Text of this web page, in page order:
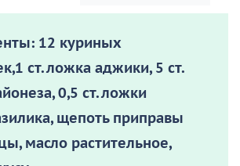
12 куриных
ст. ложка аджики, 5 ст.
0,5 ст. ложки
щепоть приправы
масло растительное,